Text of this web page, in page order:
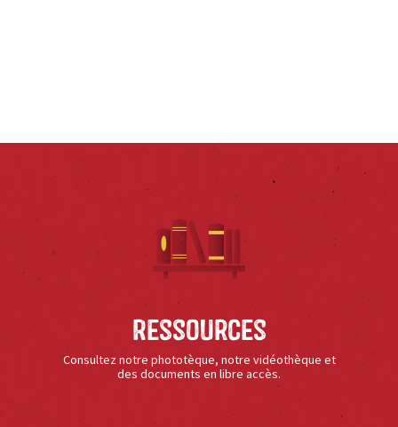
Ressources
Consultez notre phototèque, notre vidéothèque et
des documents en libre accès.